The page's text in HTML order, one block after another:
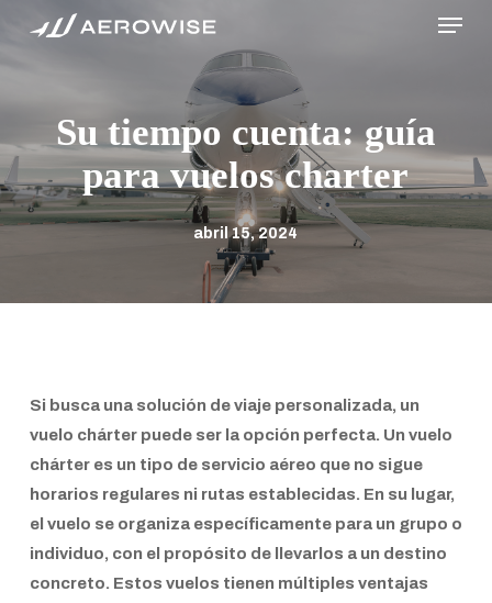
Menu
Su tiempo cuenta: guía
para vuelos charter
abril 15, 2024
Si busca una solución de viaje personalizada, un
vuelo chárter puede ser la opción perfecta. Un vuelo
chárter es un tipo de servicio aéreo que no sigue
horarios regulares ni rutas establecidas. En su lugar,
el vuelo se organiza específicamente para un grupo o
individuo, con el propósito de llevarlos a un destino
concreto. Estos vuelos tienen múltiples ventajas